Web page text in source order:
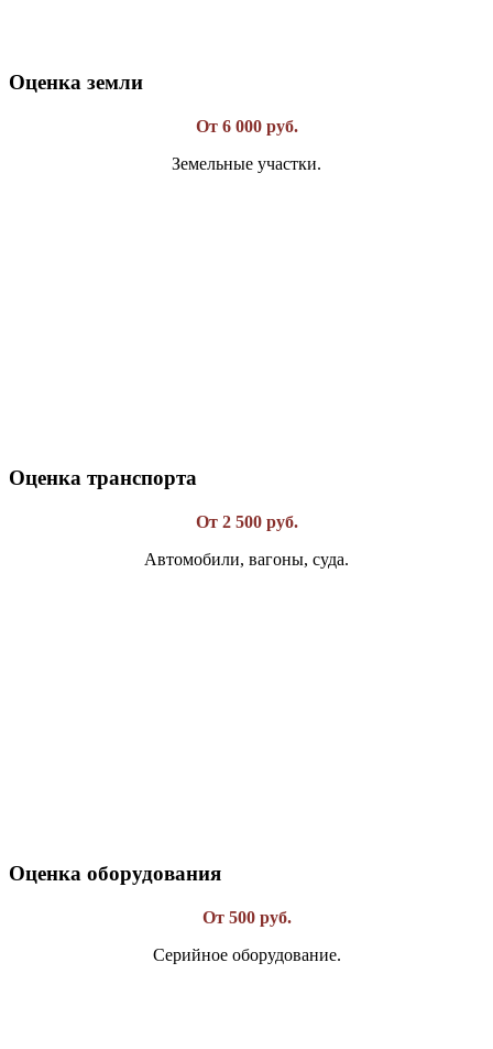
Оценка земли
От 6 000 руб.
Земельные участки.
Оценка транспорта
От 2 500 руб.
Автомобили, вагоны, суда.
Оценка оборудования
От 500 руб.
Серийное оборудование.